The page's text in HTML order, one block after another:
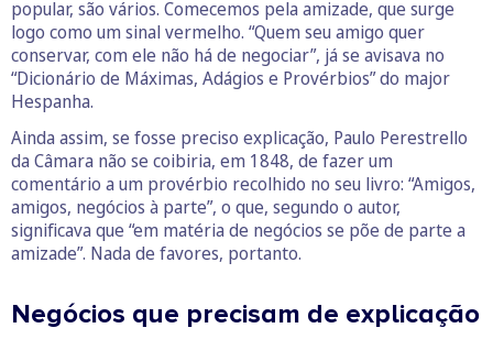
popular, são vários. Comecemos pela amizade, que surge
logo como um sinal vermelho. “Quem seu amigo quer
conservar, com ele não há de negociar”, já se avisava no
“Dicionário de Máximas, Adágios e Provérbios” do major
Hespanha.
Ainda assim, se fosse preciso explicação, Paulo Perestrello
da Câmara não se coibiria, em 1848, de fazer um
comentário a um provérbio recolhido no seu livro: “Amigos,
amigos, negócios à parte”, o que, segundo o autor,
significava que “em matéria de negócios se põe de parte a
amizade”. Nada de favores, portanto.
Negócios que precisam de explicação